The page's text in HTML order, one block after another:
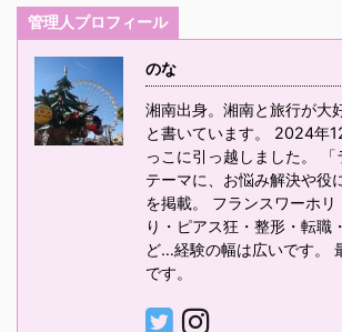
管理人プロフィール
のな
湘南出身。湘南と旅行が大
と書いています。 2024年
っこに引っ越しました。
テーマに、お悩み解決や役
を掲載。 フランスワーホリ
り・ピアス狂・整形・転職
ど…経験の幅は広いです。
です。